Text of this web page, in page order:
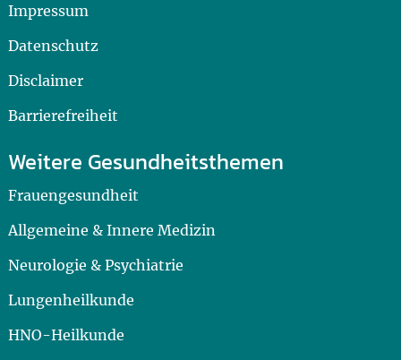
Impressum
Datenschutz
Disclaimer
Barrierefreiheit
Weitere Gesundheitsthemen
Frauengesundheit
Allgemeine & Innere Medizin
Neurologie & Psychiatrie
Lungenheilkunde
HNO-Heilkunde